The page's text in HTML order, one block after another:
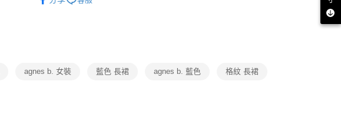
２．關於個人資料處理事宜，請瀏覽以下網址：
agnes b. 女裝 藍色 長裙 agnes b. 藍色 格紋 長裙